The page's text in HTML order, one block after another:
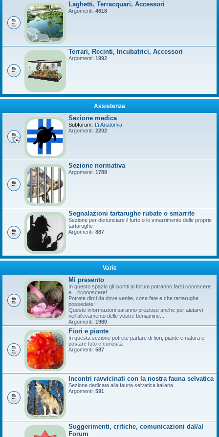
Laghetti, Terracquari, Accessori
Argomenti: 4618
Terrari, Recinti, Incubatrici, Accessori
Argomenti: 1992
Assistenza
Sezione medica
Subforum:
Anatomia
Argomenti: 2202
Sezione normativa
Argomenti: 1789
Segnalazioni tartarughe rubate o smarrite
Sezione per denunciare il furto o lo smarrimento delle proprie
tartarughe
Argomenti: 887
Varie
Mi presento
In questo spazio gli iscritti al forum potranno farsi conoscere
e... riconoscere!
Potrete dirci da dove venite, cosa fate e che tartarughe
possedete!
Queste informazioni saranno preziose anche per aiutarvi
nell'allevamento delle vostre beniamine...
Argomenti: 1960
Fiori e piante
In questa sezione potrete parlare di fiori, piante e natura e
postare foto e curiosità
Argomenti: 587
Incontri ravvicinati con la nostra fauna selvatica
Sezione dedicata alla fauna selvatica italiana.
Argomenti: 591
Suggerimenti, critiche, comunicazioni dal/al
Forum